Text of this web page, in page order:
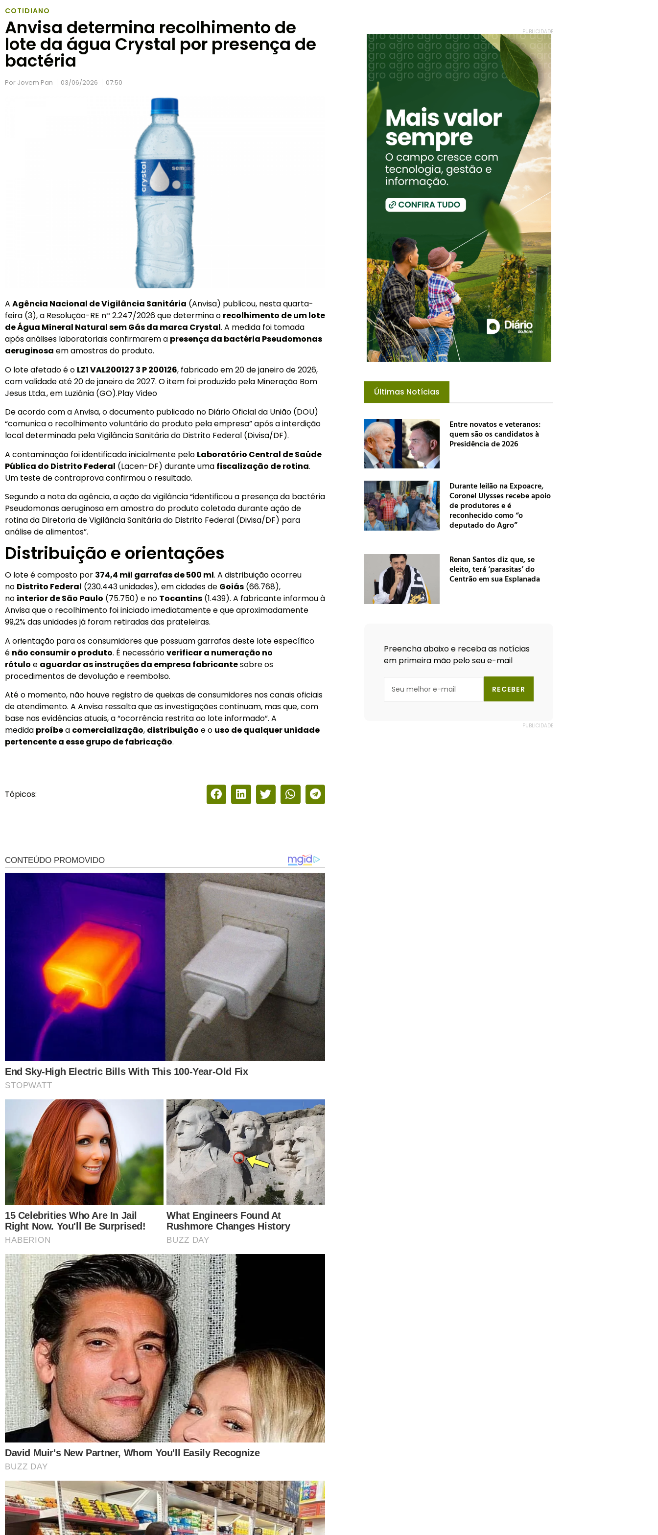
COTIDIANO
Anvisa determina recolhimento de
lote da água Crystal por presença de
bactéria
Por Jovem Pan 03/06/2026 07:50
A Agência Nacional de Vigilância Sanitária (Anvisa) publicou, nesta quarta-
feira (3), a Resolução-RE nº 2.247/2026 que determina o recolhimento de um lote
de Água Mineral Natural sem Gás da marca Crystal. A medida foi tomada
após análises laboratoriais confirmarem a presença da bactéria Pseudomonas
aeruginosa em amostras do produto.
O lote afetado é o LZ1 VAL200127 3 P 200126, fabricado em 20 de janeiro de 2026,
com validade até 20 de janeiro de 2027. O item foi produzido pela Mineração Bom
Jesus Ltda., em Luziânia (GO).Play Video
De acordo com a Anvisa, o documento publicado no Diário Oficial da União (DOU)
“comunica o recolhimento voluntário do produto pela empresa” após a interdição
local determinada pela Vigilância Sanitária do Distrito Federal (Divisa/DF).
A contaminação foi identificada inicialmente pelo Laboratório Central de Saúde
Pública do Distrito Federal (Lacen-DF) durante uma fiscalização de rotina.
Um teste de contraprova confirmou o resultado.
Segundo a nota da agência, a ação da vigilância “identificou a presença da bactéria
Pseudomonas aeruginosa em amostra do produto coletada durante ação de
rotina da Diretoria de Vigilância Sanitária do Distrito Federal (Divisa/DF) para
análise de alimentos”.
Distribuição e orientações
O lote é composto por 374,4 mil garrafas de 500 ml. A distribuição ocorreu
no Distrito Federal (230.443 unidades), em cidades de Goiás (66.768),
no interior de São Paulo (75.750) e no Tocantins (1.439). A fabricante informou à
Anvisa que o recolhimento foi iniciado imediatamente e que aproximadamente
99,2% das unidades já foram retiradas das prateleiras.
A orientação para os consumidores que possuam garrafas deste lote específico
é não consumir o produto. É necessárioverificar a numeração no
rótulo e aguardar as instruções da empresa fabricantesobre os
procedimentos de devolução e reembolso.
Até o momento, não houve registro de queixas de consumidores nos canais oficiais
de atendimento. A Anvisa ressalta que as investigações continuam, mas que, com
base nas evidências atuais, a “ocorrência restrita ao lote informado”. A
medida proíbea comercialização, distribuição e o uso de qualquer unidade
pertencente a esse grupo de fabricação.
Tópicos:
PUBLICIDADE
Últimas Notícias
Entre novatos e veteranos:
quem são os candidatos à
Presidência de 2026
Durante leilão na Expoacre,
Coronel Ulysses recebe apoio
de produtores e é
reconhecido como “o
deputado do Agro”
Renan Santos diz que, se
eleito, terá ‘parasitas’ do
Centrão em sua Esplanada
Preencha abaixo e receba as notícias
em primeira mão pelo seu e-mail
RECEBER
PUBLICIDADE